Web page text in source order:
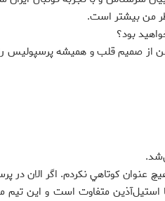
بود؟
از صميم قلب و هميشه پرسپوليس
عنوان كوتاهي نكردم. اگر الان در
متفاوت است و اين تيم